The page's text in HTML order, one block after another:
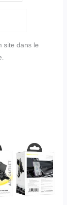
site dans le